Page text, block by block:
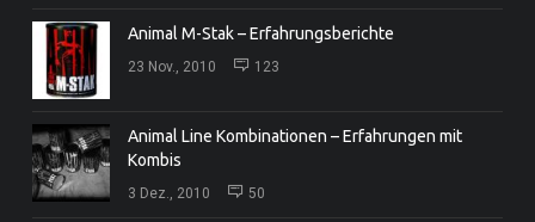
Animal M-Stak – Erfahrungsberichte
23 Nov., 2010 123
Animal Line Kombinationen – Erfahrungen mit
Kombis
3 Dez., 2010 50